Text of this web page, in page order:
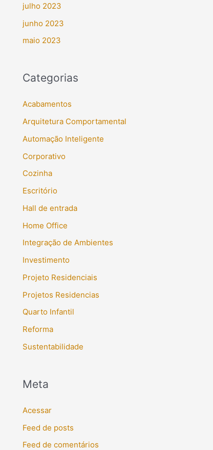
julho 2023
junho 2023
maio 2023
Categorias
Acabamentos
Arquitetura Comportamental
Automação Inteligente
Corporativo
Cozinha
Escritório
Hall de entrada
Home Office
Integração de Ambientes
Investimento
Projeto Residenciais
Projetos Residencias
Quarto Infantil
Reforma
Sustentabilidade
Meta
Acessar
Feed de posts
Feed de comentários